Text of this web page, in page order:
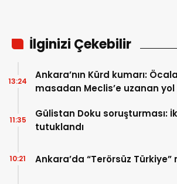
İlginizi Çekebilir
Ankara’nın Kürd kumarı:
masadan Meclis’e uzanan yol
13:24
Gülistan Doku soruşturması:
tutuklandı
11:35
Ankara’da “Terörsüz Türkiye”
10:21